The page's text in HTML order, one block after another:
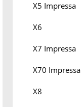
X5 Impressa
X6
X7 Impressa
X70 Impressa
X8